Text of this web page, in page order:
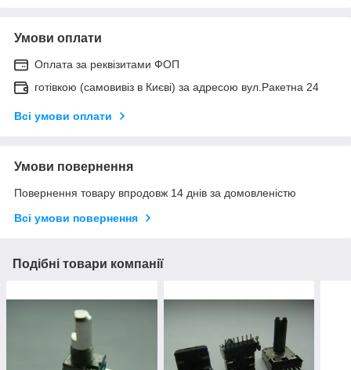
Умови оплати
Оплата за реквізитами ФОП
готівкою (самовивіз в Києві) за адресою вул.Ракетна 24
Всі умови оплати
Умови повернення
Повернення товару впродовж 14 днів за домовленістю
Всі умови повернення
Подібні товари компанії